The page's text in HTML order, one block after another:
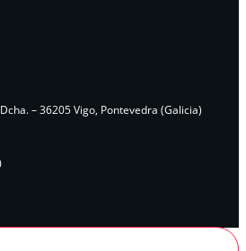
– 36205 Vigo, Pontevedra (Galicia)